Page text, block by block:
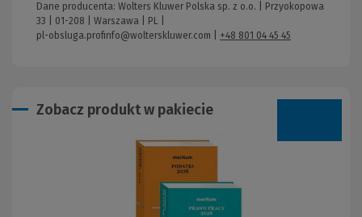
Dane producenta: Wolters Kluwer Polska sp. z o.o. | Przyokopowa
33 | 01-208 | Warszawa | PL |
pl-obsluga.profinfo@wolterskluwer.com
+48 801 04 45 45
Zobacz produkt w pakiecie